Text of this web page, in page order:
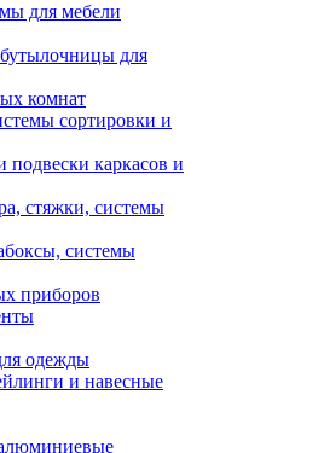
для мебели
для
комнат
сортировки и
каркасов и
стяжки, системы
системы
приборов
одежды
и навесные